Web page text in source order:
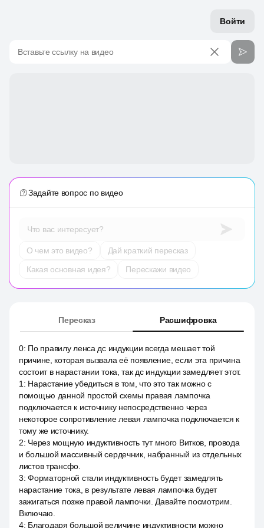
Войти
Вставьте ссылку на видео
Задайте вопрос по видео
Что вас интересует?
О чем это видео?
Дай краткий пересказ
Какая основная идея?
Перескажи видео
Пересказ Расшифровка
0: По правилу ленса дс индукции всегда мешает той
причине, которая вызвала её появление, если эта причина
состоит в нарастании тока, так дс индукции замедляет этот.
1 : Нарастание убедиться в том, что это так можно с
помощью данной простой схемы правая лампочка
подключается к источнику непосредственно через
некоторое сопротивление левая лампочка подключается к
тому же источнику.
2: Через мощную индуктивность тут много Витков, провода
и большой массивный сердечник, набранный из отдельных
листов трансфо.
3:Форматорной стали индуктивность будет замедлять
нарастание тока, в результате левая лампочка будет
зажигаться позже правой лампочки. Давайте посмотрим.
Включаю.
4: Благодаря большой величине индуктивности можно